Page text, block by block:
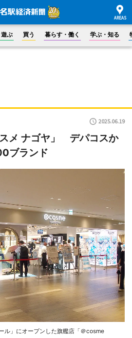
遊ぶ 買う 暮らす・働く 学ぶ・知る
2025.06.19
メ ナゴヤ」 デパコスか
ブランド
ル」にオープンした旗艦店「＠cosme